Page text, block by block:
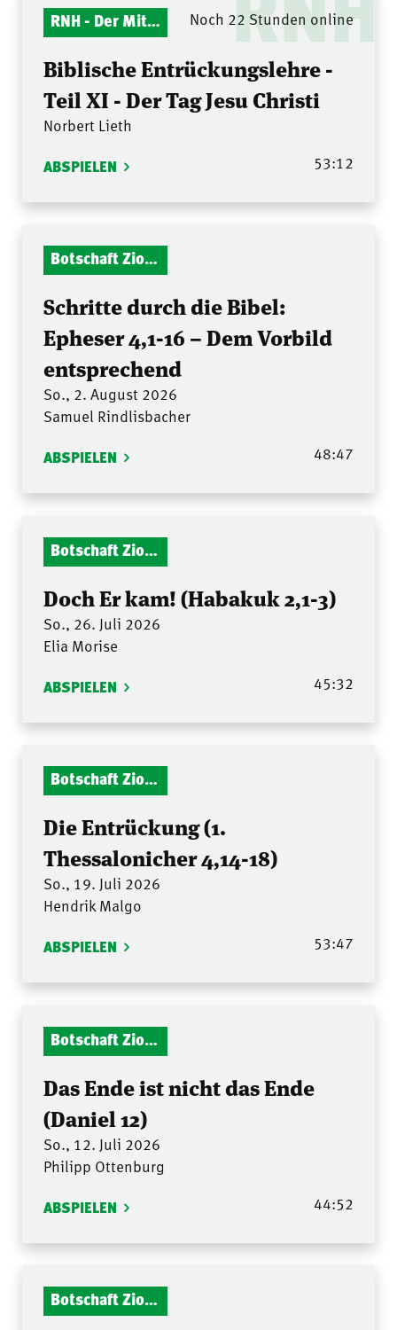
RNH - Der Mitternachtsruf Noch 22 Stunden online
Biblische Entrückungslehre -
Teil XI - Der Tag Jesu Christi
Norbert Lieth
ABSPIELEN 53:12
Botschaft Zionshalle
Schritte durch die Bibel:
Epheser 4,1-16 – Dem Vorbild
entsprechend
So., 2. August 2026
Samuel Rindlisbacher
ABSPIELEN 48:47
Botschaft Zionshalle
Doch Er kam! (Habakuk 2,1-3)
So., 26. Juli 2026
Elia Morise
ABSPIELEN 45:32
Botschaft Zionshalle
Die Entrückung (1.
Thessalonicher 4,14-18)
So., 19. Juli 2026
Hendrik Malgo
ABSPIELEN 53:47
Botschaft Zionshalle
Das Ende ist nicht das Ende
(Daniel 12)
So., 12. Juli 2026
Philipp Ottenburg
ABSPIELEN 44:52
Botschaft Zionshalle